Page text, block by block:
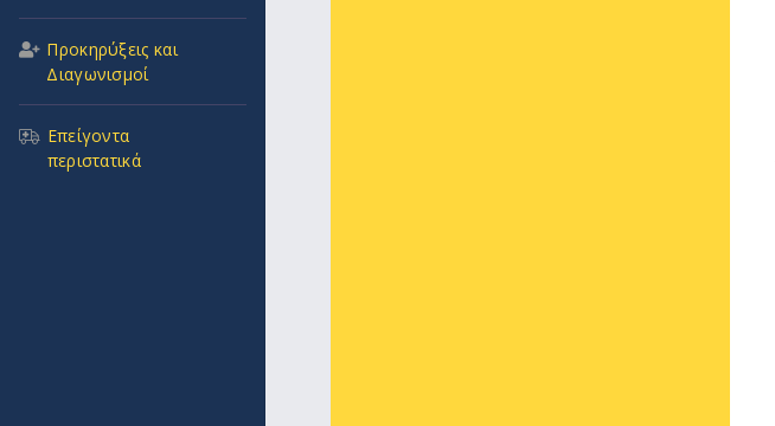
Προκηρύξεις και
Διαγωνισμοί
Επείγοντα
περιστατικά